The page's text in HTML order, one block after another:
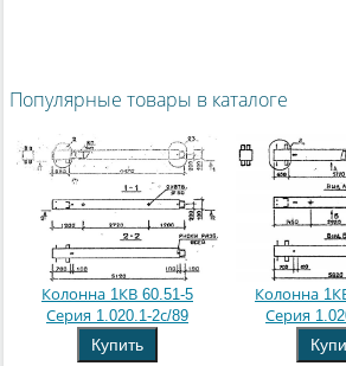
Популярные товары в каталоге
Колонна 1КВ 60.51-5
Серия 1.020.1-2с/89
Купить
Колонна
Серия